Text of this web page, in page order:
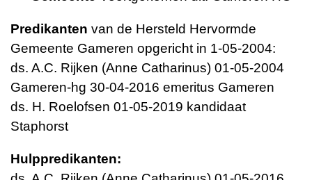
Predikanten van de Hersteld Hervormde
Gemeente Gameren opgericht in 1-05-2004:
ds. A.C. Rijken (Anne Catharinus) 01-05-2004
Gameren-hg 30-04-2016 emeritus Gameren
ds. H. Roelofsen 01-05-2019 kandidaat
Staphorst
Hulppredikanten: